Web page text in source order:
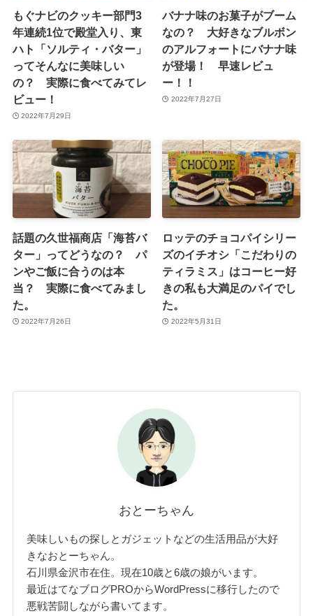
もぐナビのクッキー部門3
年連続1位で殿堂入り、東
ハト「ソルティ・バター」
ってそんなに美味しい
の？ 実際に食べてみてレ
ビュー！
2022年7月29日
バナナ味のお菓子がブーム
なの？ 大好きなブルボン
のアルフォートにバナナ味
が登場！ 早速レビュ
ー！！
2022年7月27日
話題の久世福商店「海苔バ
ター」ってどうなの？ パ
ンやご飯に合うのは本
当？ 実際に食べてみまし
た。
2022年7月26日
ロッテのチョコパイシリー
ズのイチオシ「こだわりの
ティラミス」はコーヒー好
きの私も大満足のパイでし
た。
2022年5月31日
おとーちゃん
美味しいもの探しとガジェットなどの生活用品が大好
きなおとーちゃん。
石川県金沢市在住。現在10歳と6歳の娘がいます。
最近はてなブログPROからWordPressに移行したので
悪戦苦闘しながら書いてます。